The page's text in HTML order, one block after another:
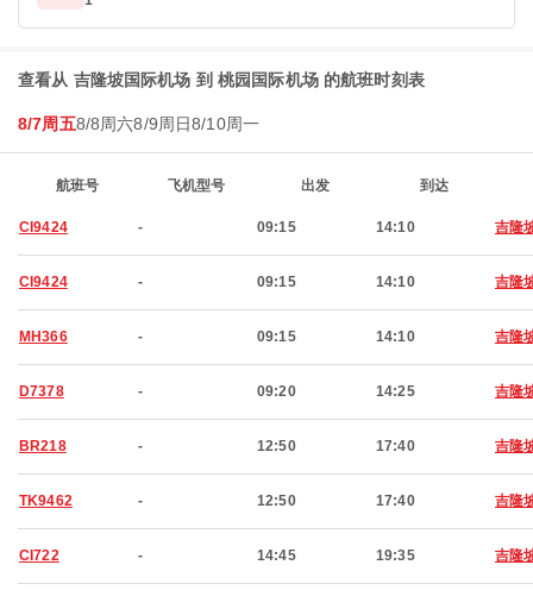
查看从 吉隆坡国际机场 到 桃园国际机场 的航班时刻表
8/7周五8/8周六8/9周日8/10周一
航班号 飞机型号 出发 到达
CI9424 - 09:15 14:10 吉隆
CI9424 - 09:15 14:10 吉隆
MH366 - 09:15 14:10 吉隆
D7378 - 09:20 14:25 吉隆
BR218 - 12:50 17:40 吉隆
TK9462 - 12:50 17:40 吉隆
CI722 - 14:45 19:35 吉隆